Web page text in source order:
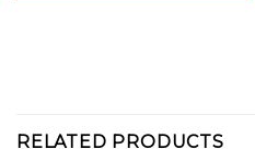
RELATED PRODUCTS